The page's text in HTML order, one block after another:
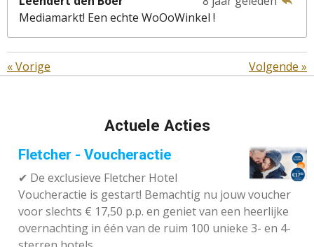
Mediamarkt! Een echte WoOoWinkel !
«Vorige Volgende »
Actuele Acties
Fletcher - Voucheractie
✔ De exclusieve Fletcher Hotel
Voucheractie is gestart! Bemachtig nu jouw voucher
voor slechts € 17,50 p.p. en geniet van een heerlijke
overnachting in één van de ruim 100 unieke 3- en 4-